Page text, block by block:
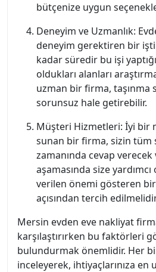
bütçenize uygun
Deneyim ve Uzmanlık:
deneyim gerektiren bir
kadar süredir bu işi
oldukları alanları
uzman bir firma, taşınma
sorunsuz hale getirebilir.
Müşteri Hizmetleri: İyi bir
sunan bir firma, sizin tüm
zamanında cevap
aşamasında size
verilen önemi gösteren
açısından tercih
Mersin evden eve nakliyat
karşılaştırırken bu faktörleri
bulundurmak önemlidir. Her
inceleyerek, ihtiyaçlarınıza en